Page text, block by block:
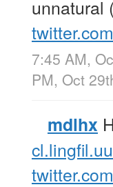
unnatural
7:45 AM,
PM, Oct
mdlhx